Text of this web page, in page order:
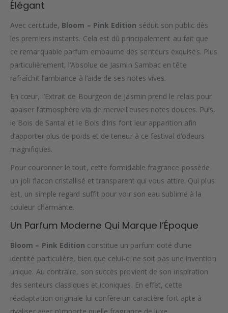
Élégant
Avec certitude, Bloom – Pink Edition séduit son public dès
les premiers instants. Cela est dû principalement au fait que
ce remarquable parfum embaume des senteurs exquises. Plus
particulièrement, l’Absolue de Jasmin Sambac en tête
rafraîchit l’ambiance à l’aide de ses notes vives.
En cœur, l’Extrait de Bourgeon de Jasmin prend le relais pour
apaiser l’atmosphère via de merveilleuses notes douces. Puis,
le Bois de Santal et le Bois d’Iris font leur apparition afin
d’apporter plus de poids et de teneur à ce festival d’odeurs
magnifiques.
Pour couronner le tout, cette formidable fragrance possède
un joli flacon cristallisé et transparent qui vous attire. Qui plus
est, un simple regard suffit pour voir son eau sublime à la
couleur charmante.
Un Parfum Moderne Qui Marque l’Époque
Bloom – Pink Edition constitue un parfum doté d’une
identité particulière, bien que celui-ci ne soit pas une invention
unique. Au contraire, son succès provient de son inspiration
des senteurs classiques et iconiques. En effet, cette
réadaptation originale lui confère un caractère fort apte à
rivaliser avec n’importe quelle fragrance de luxe.